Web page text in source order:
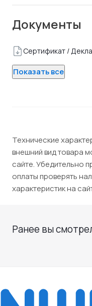
Документы
Сертификат /
Показать все
Технические
внешний вид товара
сайте. Убедительно
оплаты проверять
характеристик на
Ранее вы